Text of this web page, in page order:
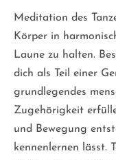
Meditation des
Körper in
Laune zu halten.
dich als Teil einer
grundlegendes
Zugehörigkeit
und Bewegung
kennenlernen lässt.